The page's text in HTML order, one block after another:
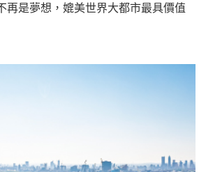
再是夢想，媲美世界大都市最具價值